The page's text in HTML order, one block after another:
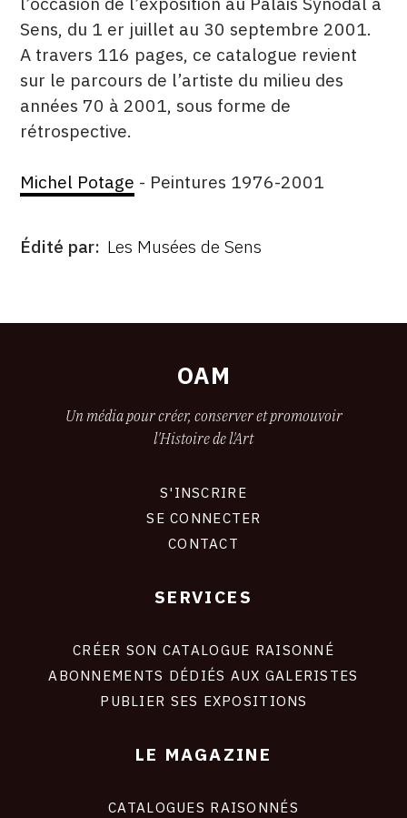
Sens, du 1 er juillet au 30 septembre 2001.
A travers 116 pages, ce catalogue revient
sur le parcours de l’artiste du milieu des
années 70 à 2001, sous forme de
rétrospective.
Michel Potage - Peintures 1976-2001
ÉDITÉ
Édité par Les Musées de Sens
OAM
Un média pour créer, conserver et promouvoir
l'Histoire de l'Art
S'INSCRIRE
SE CONNECTER
CONTACT
SERVICES
CRÉER SON CATALOGUE RAISONNÉ
ABONNEMENTS DÉDIÉS AUX GALERISTES
PUBLIER SES EXPOSITIONS
LE MAGAZINE
CATALOGUES RAISONNÉS